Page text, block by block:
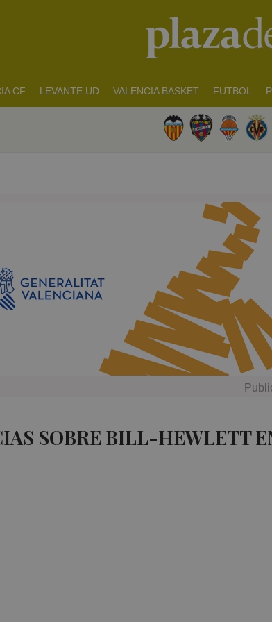
CF LEVANTE UD VALENCIA BASKET FUTBOL
SOBRE BILL-HEWLETT